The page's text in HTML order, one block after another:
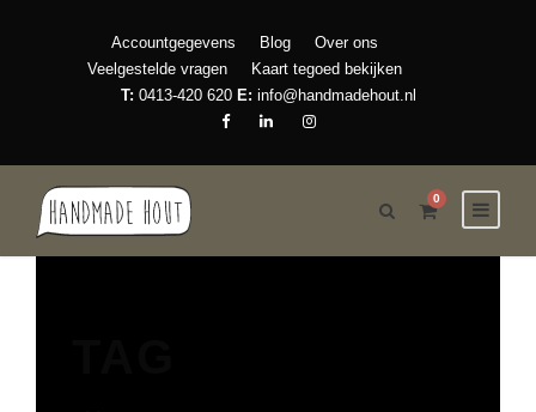
Accountgegevens Blog
Over ons
Veelgestelde vragen
Kaart tegoed bekijken
T: 0413-420 620 E: info@handmadehout.nl
0